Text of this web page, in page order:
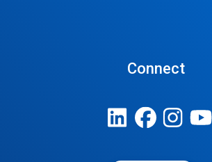
Connect